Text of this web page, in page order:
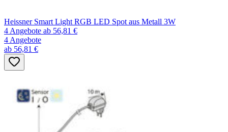
Heissner Smart Light RGB LED Spot aus Metall 3W
4 Angebote ab 56,81 €
4 Angebote
ab 56,81 €